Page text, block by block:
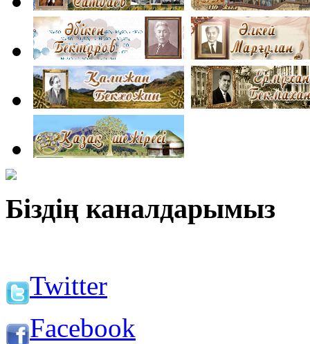
Біздің каналдарымыз
Twitter
Facebook